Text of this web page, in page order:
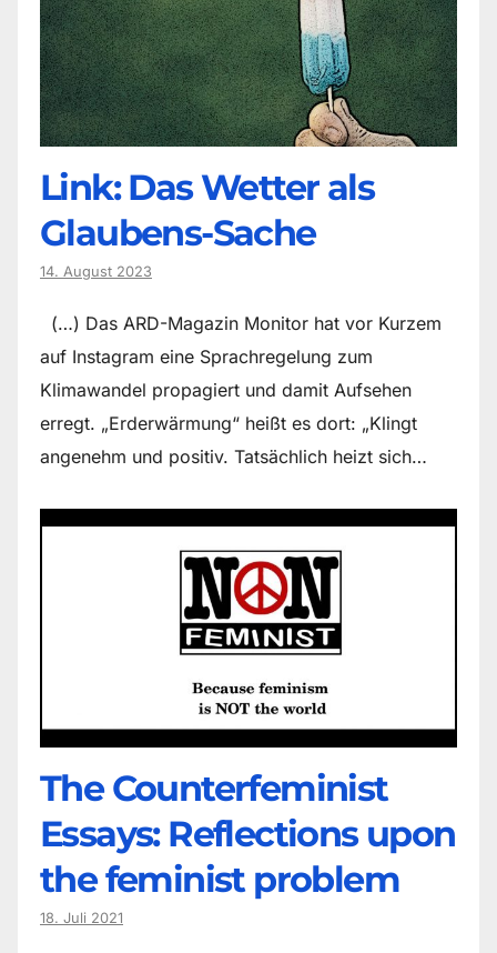
Link: Das Wetter als
Glaubens-Sache
14. August 2023
(…) Das ARD-Magazin Monitor hat vor Kurzem
auf Instagram eine Sprachregelung zum
Klimawandel propagiert und damit Aufsehen
erregt. „Erderwärmung“ heißt es dort: „Klingt
angenehm und positiv. Tatsächlich heizt sich…
The Counter­feminist
Essays: Reflections upon
the feminist problem
18. Juli 2021